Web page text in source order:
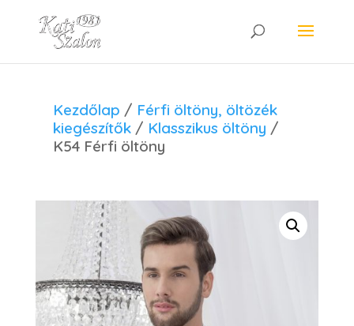
Kezdőlap / Férfi öltöny, öltözék
kiegészítők / Klasszikus öltöny /
K54 Férfi öltöny